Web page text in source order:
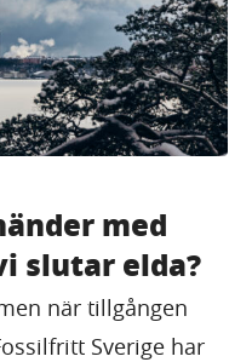
med
slutar elda?
när tillgången
Sverige har